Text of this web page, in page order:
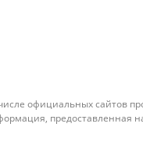
официальных сайтов
предоставленная